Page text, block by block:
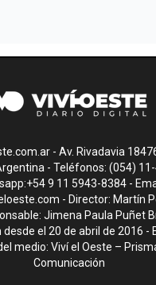
- Av. Rivadavia
- Teléfonos: (054)
9 11 5943-8384 -
- Director: Martín
Jimena Paula Puñet
el 20 de abril de 2016 -
medio: Viví el Oeste –
Comunicación